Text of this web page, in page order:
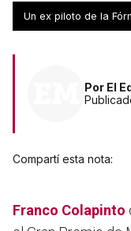
confuso mensaje
Un ex piloto de la
Por El
Compartí esta nota:
Franco Colapinto